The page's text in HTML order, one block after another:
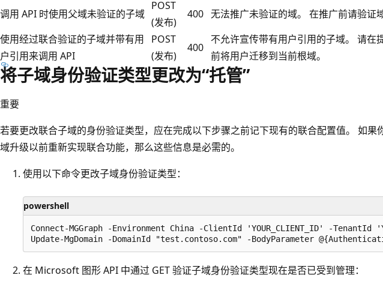
调用 API 时使用父域未验证的子域
POST
(发布)
400 无法推广未验证的域。 在推广前请验证
使用经过联合验证的子域并带有用
户引用来调用 API
POST
(发布)
400
不允许宣传带有用户引用的子域。 请在
前将用户迁移到当前根域。
将子域身份验证类型更改为“托管”
重要
若要更改联合子域的身份验证类型，应在完成以下步骤之前记下现有的联合配置值。 如果
域升级以前重新实现联合功能，那么这些信息是必需的。
使用以下命令更改子域身份验证类型：
powershell
Connect-MGGraph -Environment China -ClientId 'YOUR_CLIENT_ID' -
在 Microsoft 图形 API 中通过 GET 验证子域身份验证类型现在是否已受到管理：